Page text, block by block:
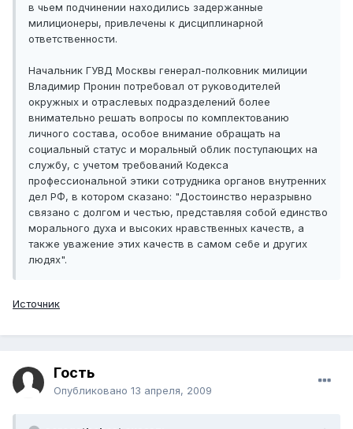
в чьем подчинении находились задержанные
милиционеры, привлечены к дисциплинарной
ответственности.
Начальник ГУВД Москвы генерал-полковник милиции
Владимир Пронин потребовал от руководителей
окружных и отраслевых подразделений более
внимательно решать вопросы по комплектованию
личного состава, особое внимание обращать на
социальный статус и моральный облик поступающих на
службу, с учетом требований Кодекса
профессиональной этики сотрудника органов внутренних
дел РФ, в котором сказано: "Достоинство неразрывно
связано с долгом и честью, представляя собой единство
морального духа и высоких нравственных качеств, а
также уважение этих качеств в самом себе и других
людях".
Источник
Гость
Опубликовано 13 апреля, 2009